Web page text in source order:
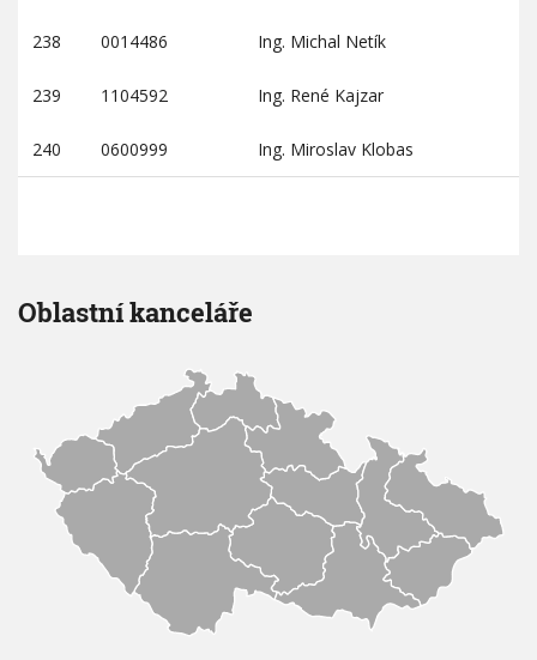
238 0014486 Ing. Michal Netík
239 1104592 Ing. René Kajzar
240 0600999 Ing. Miroslav Klobas
Oblastní kanceláře